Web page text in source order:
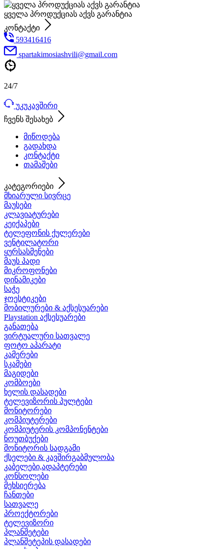
ყველა პროდუქციას აქვს გარანტია
კონტაქტი
593416416
spartakimosiashvili@gmail.com
24/7
უკუკავშირი
ჩვენს შესახებ
მიწოდება
გადახდა
კონტაქტი
თამაშები
კატეგორიები
მხიარული სივრცე
მაუსები
კლავიატურები
კეიქაპები
ტელეფონის ქულერები
ვენტილატორი
ყურსასმენები
მაუს პადი
მიკროფონები
დინამიკები
საჭე
ჯოესტიკები
მობილურები & აქსესუარები
Playstation აქსესუარები
განათება
ვირტუალური სათვალე
ფოტო აპარატი
კამერები
სკამები
მაგიდები
კომბოები
ხელის დასადები
ტელევიზორის პულტები
მონიტორები
კომპიუტერები
კომპიუტერის კომპონენტები
ნოუთბუქები
მონიტორის სადგამი
ქსელები & კავშირგაბმულობა
კაბელები,ადაპტერები
კონსოლები
მეხსიერება
ჩანთები
სათვალე
პროექტორები
ტელევიზორი
პლანშეტები
პლანშეტეპის დასადები